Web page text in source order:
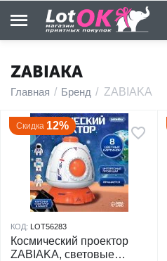
ZABIAKA
Главная / Бренд / ZABIAKA
Скидка 12%
КОД: LOT56283
Космический проектор
ZABIAKA, световые